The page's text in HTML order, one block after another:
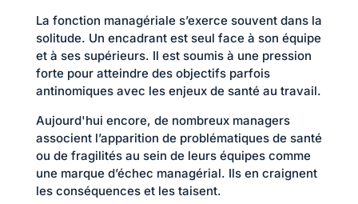
La fonction managériale s’exerce souvent dans la
solitude. Un encadrant est seul face à son équipe
et à ses supérieurs. Il est soumis à une pression
forte pour atteindre des objectifs parfois
antinomiques avec les enjeux de santé au travail.
Aujourd'hui encore, de nombreux managers
associent l’apparition de problématiques de santé
ou de fragilités au sein de leurs équipes comme
une marque d’échec managérial. Ils en craignent
les conséquences et les taisent.